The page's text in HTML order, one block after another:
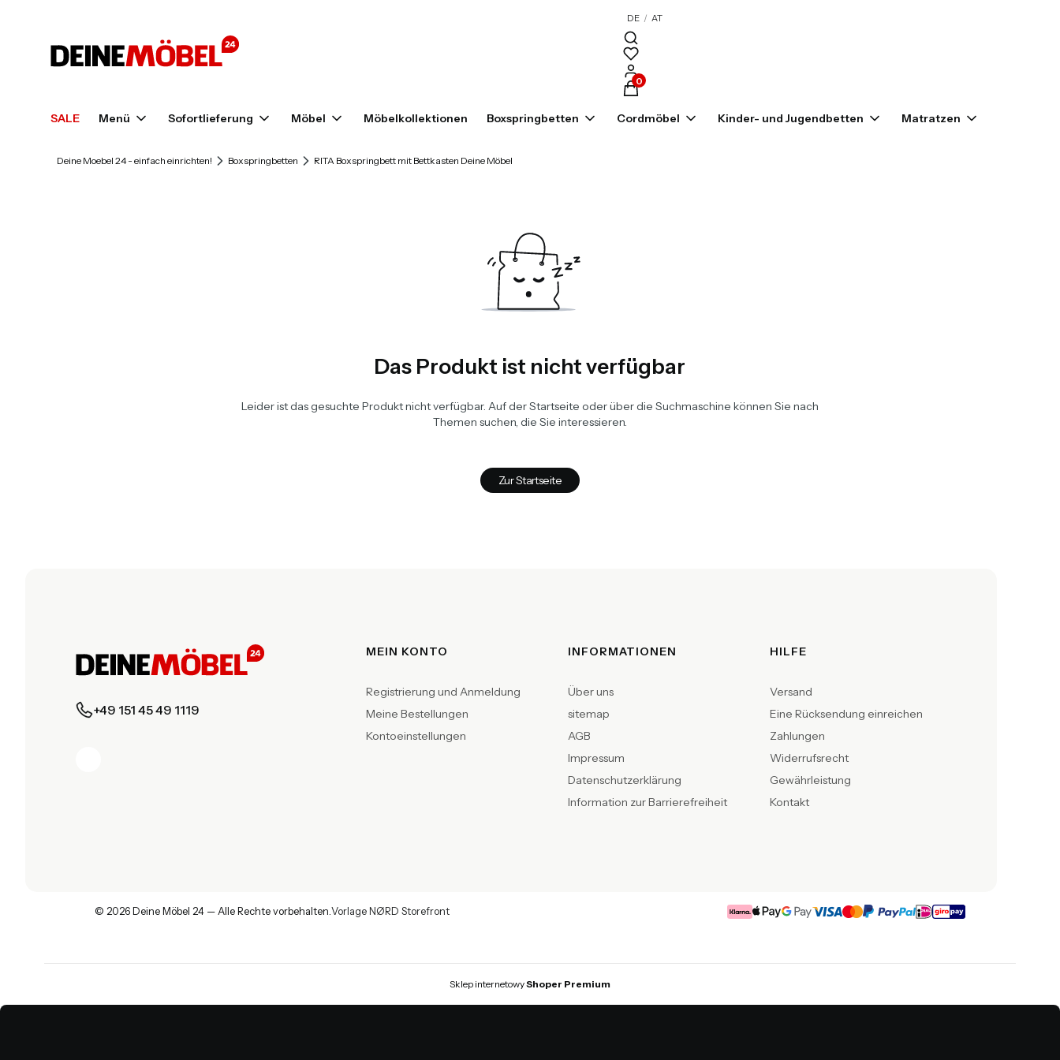
DE / AT
Produkte im Warenkorb: 0. Details anzeigen
SALE Menü Sofortlieferung Möbel Möbelkollektionen Boxspringbetten Cordmöbel Kinder- und Jugendbetten Matratzen
Deine Moebel 24 - einfach einrichten! Boxspringbetten RITA Boxspringbett mit Bettkasten Deine Möbel
Das Produkt ist nicht verfügbar
Leider ist das gesuchte Produkt nicht verfügbar. Auf der Startseite oder über die Suchmaschine können Sie nach
Themen suchen, die Sie interessieren.
Zur Startseite
+49 151 45 49 1119
Fußzeilenmenü
MEIN KONTO
Registrierung und Anmeldung
Meine Bestellungen
Kontoeinstellungen
INFORMATIONEN
Über uns
sitemap
AGB
Impressum
Datenschutzerklärung
Information zur Barrierefreiheit
HILFE
Versand
Eine Rücksendung einreichen
Zahlungen
Widerrufsrecht
Gewährleistung
Kontakt
© 2026 Deine Möbel 24 — Alle Rechte vorbehalten.Vorlage NØRD Storefront
Sklep internetowyShoper Premium